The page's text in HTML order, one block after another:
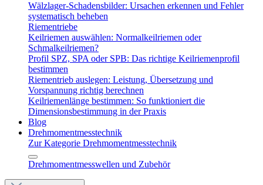
Wälzlager-Schadensbilder: Ursachen erkennen und Fehler
systematisch beheben
Riementriebe
Keilriemen auswählen: Normalkeilriemen oder
Schmalkeilriemen?
Profil SPZ, SPA oder SPB: Das richtige Keilriemenprofil
bestimmen
Riementrieb auslegen: Leistung, Übersetzung und
Vorspannung richtig berechnen
Keilriemenlänge bestimmen: So funktioniert die
Dimensionsbestimmung in der Praxis
Blog
Drehmomentmesstechnik
Zur Kategorie Drehmomentmesstechnik
Drehmomentmesswellen und Zubehör